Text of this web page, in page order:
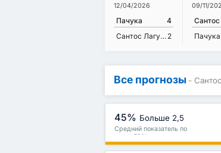
12/04/2026
Пачука
4
Сантос Лагуна 2
09/11/
Пачука
Все прогнозы -
45% Больше 2,5
Средний показатель по
лиге : 59%